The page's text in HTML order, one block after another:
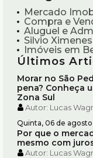
Mercado
Compra e
Aluguel e
Silvio
Imóveis em
Últimos
Morar no São
pena? Conheça
Zona Sul
Autor: Lucas
Quinta, 06 de
Por que o
mesmo com
Autor: Lucas